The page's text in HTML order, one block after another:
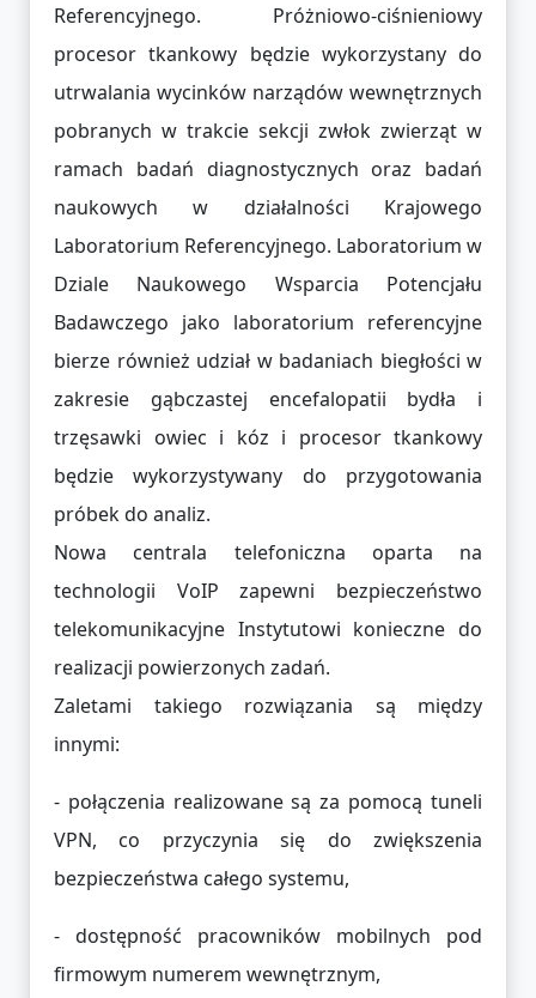
Referencyjnego. Próżniowo-ciśnieniowy
procesor tkankowy będzie wykorzystany do
utrwalania wycinków narządów wewnętrznych
pobranych w trakcie sekcji zwłok zwierząt w
ramach badań diagnostycznych oraz badań
naukowych w działalności Krajowego
Laboratorium Referencyjnego. Laboratorium w
Dziale Naukowego Wsparcia Potencjału
Badawczego jako laboratorium referencyjne
bierze również udział w badaniach biegłości w
zakresie gąbczastej encefalopatii bydła i
trzęsawki owiec i kóz i procesor tkankowy
będzie wykorzystywany do przygotowania
próbek do analiz.
Nowa centrala telefoniczna oparta na
technologii VoIP zapewni bezpieczeństwo
telekomunikacyjne Instytutowi konieczne do
realizacji powierzonych zadań.
Zaletami takiego rozwiązania są między
innymi:
- połączenia realizowane są za pomocą tuneli
VPN, co przyczynia się do zwiększenia
bezpieczeństwa całego systemu,
- dostępność pracowników mobilnych pod
firmowym numerem wewnętrznym,